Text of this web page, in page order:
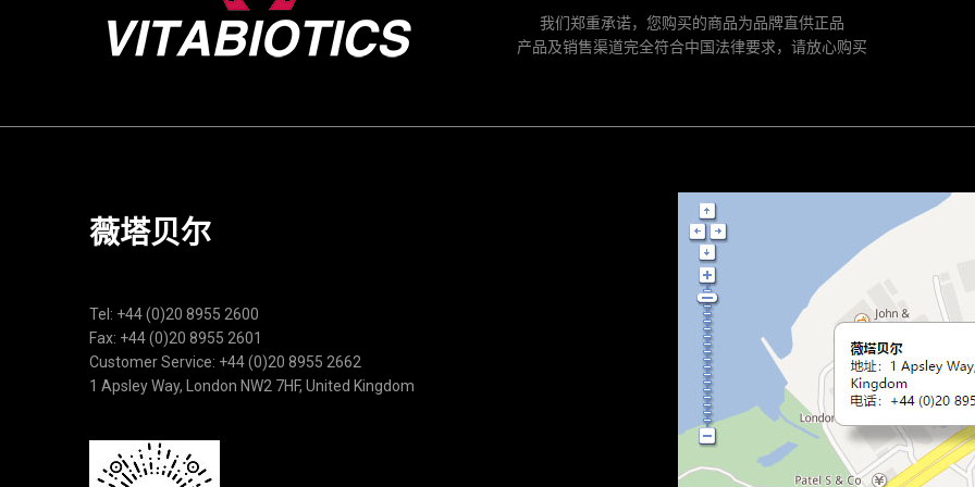
我们郑重承诺，您购买的商品为品牌直供正品
产品及销售渠道完全符合中国法律要求，请放心购买
薇塔贝尔
Tel: +44 (0)20 8955 2600
Fax: +44 (0)20 8955 2601
Customer Service: +44 (0)20 8955 2662
1 Apsley Way, London NW2 7HF, United Kingdom